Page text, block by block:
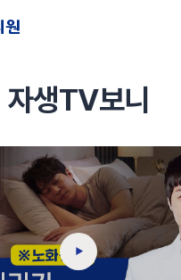
#초음파약침 #척추압박골절
#교통사고후유증 #허리디스크
#추나요법
자생TV보니